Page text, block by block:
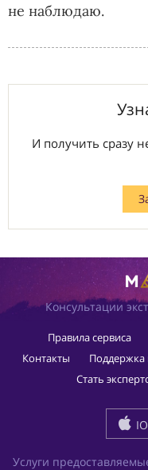
не наблюдаю.
И получить сразу
Консультации
Правила сервиса
Контакты
Поддержка
Стать
Услуги